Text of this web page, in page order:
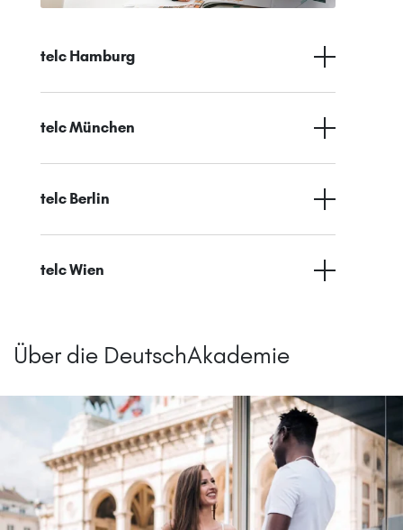
telc Hamburg
telc München
telc Berlin
telc Wien
Über die DeutschAkademie